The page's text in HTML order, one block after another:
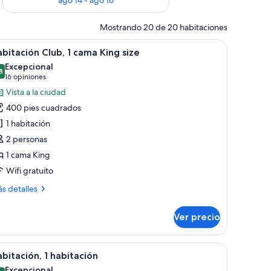
Mostrando 20 de 20 habitaciones
grande, un sofá, una silla, una mesita y una cama.Habitación de hotel con una cama grande,
10 Club, 1 cama King size
de 10
Excepcional
16 opiniones
(16
opiniones)
Vista a la ciudad
400 pies cuadrados
1 habitación
2 personas
1 cama King
Wifi gratuito
detalles
Ver precio
cuadros en la pared.
una araña, un rincón de descanso con dos sillones y un amplio
Una sala de estar elegantemente amoblada
5 1 habitación